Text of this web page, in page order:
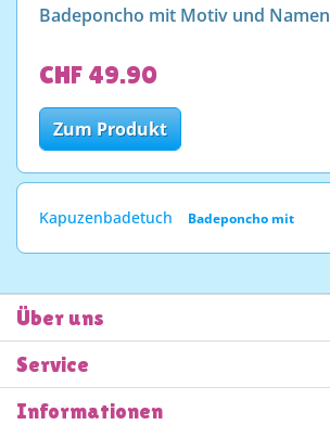
Badeponcho mit Motiv und Namen
CHF 49.90
Zum Produkt
Kapuzenbadetuch Badeponcho mit
Über uns
Service
Informationen